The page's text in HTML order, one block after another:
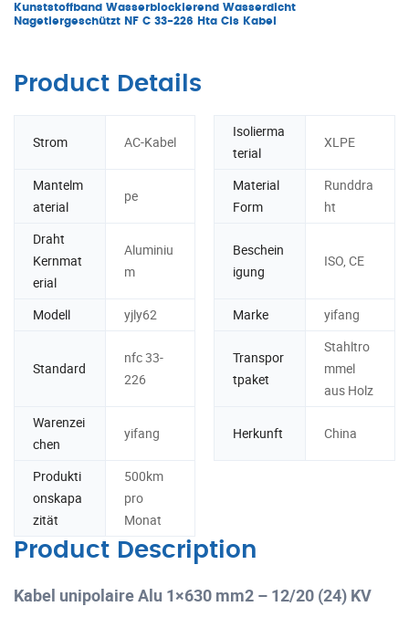
Kunststoffband Wasserblockierend Wasserdicht
Nagetiergeschützt NF C 33-226 Hta Cis Kabel
Product Details
Strom AC-Kabel
Isolierma
terial
XLPE
Mantelm
aterial
pe
Material
Form
Runddra
ht
Draht
Kernmat
erial
Aluminiu
m
Beschein
igung
ISO, CE
Modell yjly62 Marke yifang
Standard
nfc 33-
226
Transpor
tpaket
Stahltro
mmel
aus Holz
Warenzei
chen
yifang Herkunft China
Produkti
onskapa
zität
500km
pro
Monat
Product Description
Kabel unipolaire Alu 1×630 mm2 – 12/20 (24) KV